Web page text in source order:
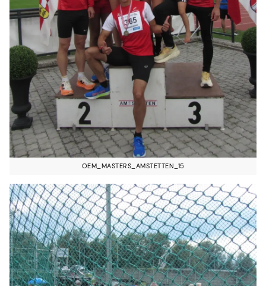
OEM_MASTERS_AMSTETTEN_15